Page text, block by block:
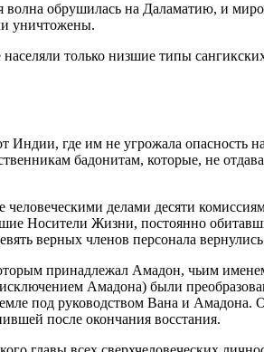
обрушилась на Даламатию, и
уничтожены.
только низшие типы
Индии, где им не угрожала
бадонитам, которые, не
делами десяти
Носители Жизни, постоянно
верных членов персонала
принадлежал Амадон, чьим
Амадона) были
под руководством Вана и
после окончания восстания.